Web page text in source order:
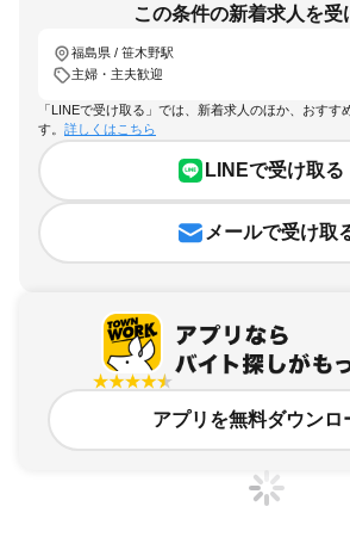
この条件の新着求人を受
福島県 / 笹木野駅
主婦・主夫歓迎
「LINEで受け取る」では、新着求人のほか、おすす
す。 詳しくはこちら
LINEで受け取る
メールで受け取
アプリを無料ダウンロ